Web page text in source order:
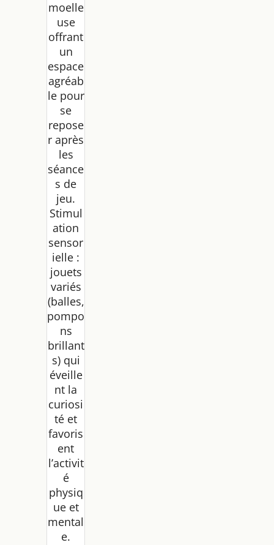
moelle
use
offrant
un
espace
agréab
le pour
se
repose
r après
les
séance
s de
jeu.
Stimul
ation
sensor
ielle :
jouets
variés
(balles,
pompo
ns
brillant
s) qui
éveille
nt la
curiosi
té et
favoris
ent
l’activit
é
physiq
ue et
mental
e.